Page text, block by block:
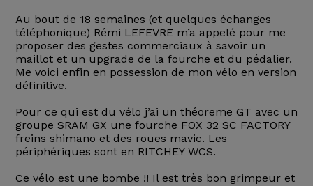
Au bout de 18 semaines (et quelques échanges
téléphonique) Rémi LEFEVRE m’a appelé pour me
proposer des gestes commerciaux à savoir un
maillot et un upgrade de la fourche et du pédalier.
Me voici enfin en possession de mon vélo en version
définitive.
Pour ce qui est du vélo j’ai un théoreme GT avec un
groupe SRAM GX une fourche FOX 32 SC FACTORY
freins shimano et des roues mavic. Les
périphériques sont en RITCHEY WCS.
Ce vélo est une bombe !! Il est très bon grimpeur et